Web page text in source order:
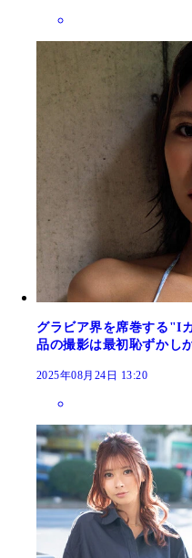
グラビア界を席巻する"I
品の撮影は最初恥ずかし
2025年08月24日 13:20